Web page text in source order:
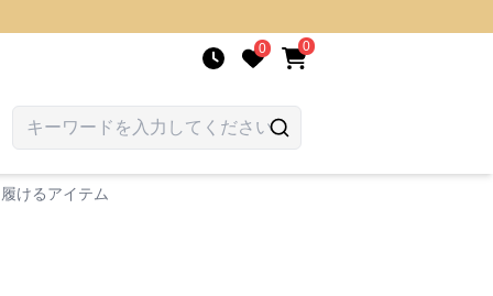
0 0
けるアイテム